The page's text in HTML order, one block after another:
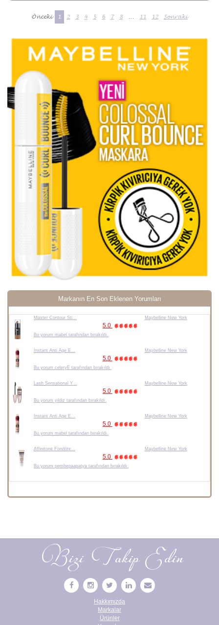
Önceki 1 2 3 4 5 6 7 8 ... 11 12 Sonraki
Markanın En Son Eklenen Yorumları
Master Contour Sti... Maybelline New York
5.0
Bu yorum mabel tarafından bırakıldı.
Instant Anti Age E... Maybelline New York
5.0
Bu yorum celeryE tarafından bırakıldı.
Lash Sensational Y... Maybelline New York
5.0
Bu yorum yildiz tarafından bırakıldı.
Instant Anti Age E... Maybelline New York
5.0
Bu yorum mabel tarafından bırakıldı.
Affinitone Fondöte... Maybelline New York
5.0
Bu yorum pembepaapatya tarafından bırakıldı.
Bizi Takip Edin
Hakkımızda
Markalar
Ürünler